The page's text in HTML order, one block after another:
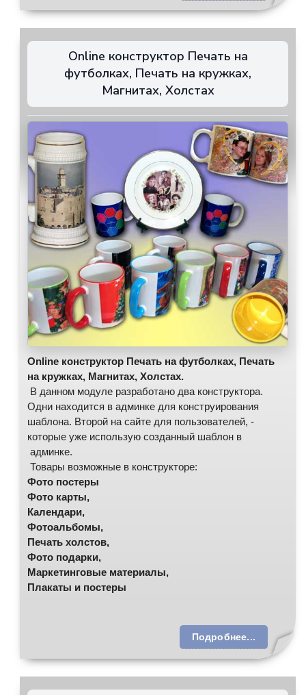
Online конструктор Печать на
футболках, Печать на кружках,
Магнитах, Холстах
Online конструктор Печать на футболках, Печать
на кружках, Магнитах, Холстах.
В данном модуле разработано два конструктора.
Одни находится в админке для конструирования
шаблона. Второй на сайте для пользователей, -
которые уже использую созданный шаблон в
админке.
Товары возможные в конструкторе:
Фото постеры
Фото карты,
Календари,
Фотоальбомы,
Печать холстов,
Фото подарки,
Маркетинговые материалы,
Плакаты и постеры
Подробнее...